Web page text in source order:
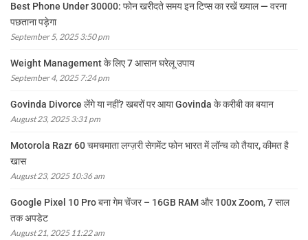
Best Phone Under 30000: फोन खरीदते समय इन टिप्स का रखें ख्याल — वरना
पछताना पड़ेगा
September 5, 2025 3:50 pm
Weight Management के लिए 7 आसान घरेलू उपाय
September 4, 2025 7:24 pm
Govinda Divorce लेंगे या नहीं? खबरों पर आया Govinda के करीबी का बयान
August 23, 2025 3:31 pm
Motorola Razr 60 चमचमाता लग्ज़री सेगमेंट फोन भारत में लॉन्च को तैयार, कीमत है
खास
August 23, 2025 10:36 am
Google Pixel 10 Pro बना गेम चेंजर – 16GB RAM और 100x Zoom, 7 साल
तक अपडेट
August 21, 2025 11:22 am